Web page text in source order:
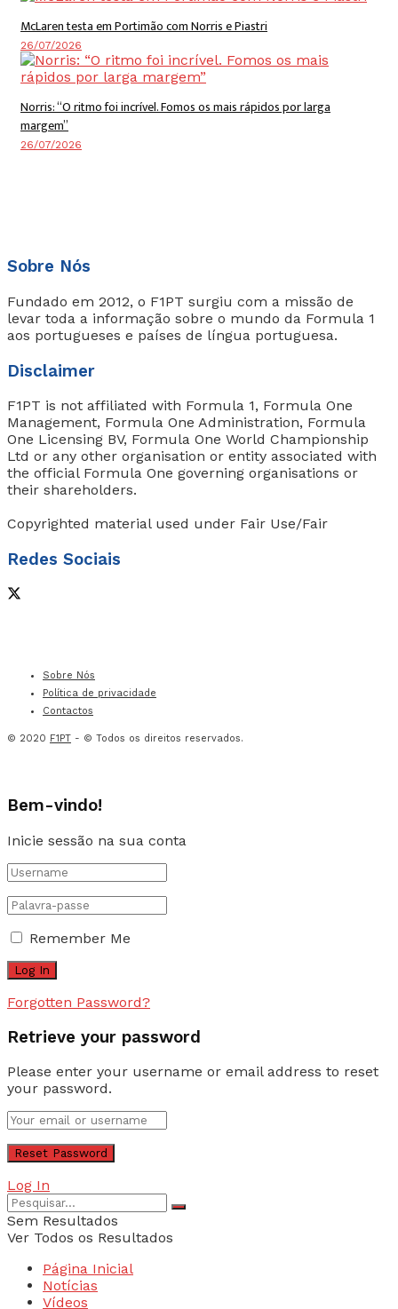
McLaren testa em Portimão com Norris e Piastri
26/07/2026
Norris: “O ritmo foi incrível. Fomos os mais rápidos por larga
margem”
26/07/2026
Sobre Nós
Fundado em 2012, o F1PT surgiu com a missão de
levar toda a informação sobre o mundo da Formula 1
aos portugueses e países de língua portuguesa.
Disclaimer
F1PT is not affiliated with Formula 1, Formula One
Management, Formula One Administration, Formula
One Licensing BV, Formula One World Championship
Ltd or any other organisation or entity associated with
the official Formula One governing organisations or
their shareholders.
Copyrighted material used under Fair Use/Fair
Redes Sociais
Sobre Nós
Política de privacidade
Contactos
© 2020 F1PT - © Todos os direitos reservados.
Bem-vindo!
Inicie sessão na sua conta
Remember Me
Forgotten Password?
Retrieve your password
Please enter your username or email address to reset
your password.
Log In
Sem Resultados
Ver Todos os Resultados
Página Inicial
Notícias
Vídeos